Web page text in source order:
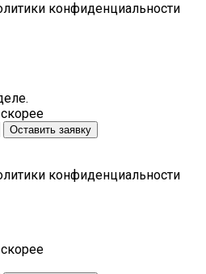
конфиденциальности
Оставить заявку
конфиденциальности